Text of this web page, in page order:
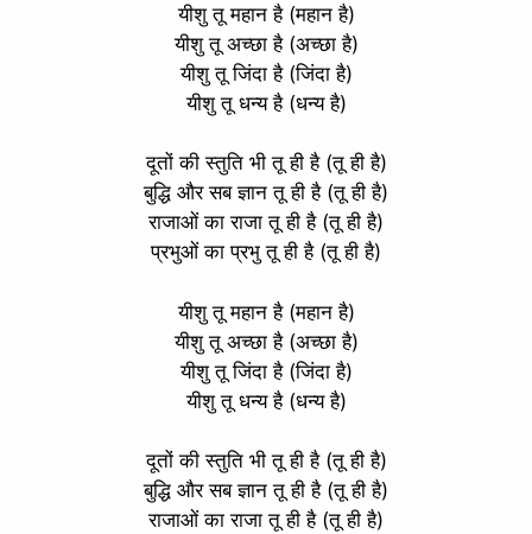
यीशु तू महान है (महान है)
यीशु तू अच्छा है (अच्छा है)
यीशु तू जिंदा है (जिंदा है)
यीशु तू धन्य है (धन्य है)
दूतों की स्तुति भी तू ही है (तू ही है)
बुद्धि और सब ज्ञान तू ही है (तू ही है)
राजाओं का राजा तू ही है (तू ही है)
प्रभुओं का प्रभु तू ही है (तू ही है)
यीशु तू महान है (महान है)
यीशु तू अच्छा है (अच्छा है)
यीशु तू जिंदा है (जिंदा है)
यीशु तू धन्य है (धन्य है)
दूतों की स्तुति भी तू ही है (तू ही है)
बुद्धि और सब ज्ञान तू ही है (तू ही है)
राजाओं का राजा तू ही है (तू ही है)